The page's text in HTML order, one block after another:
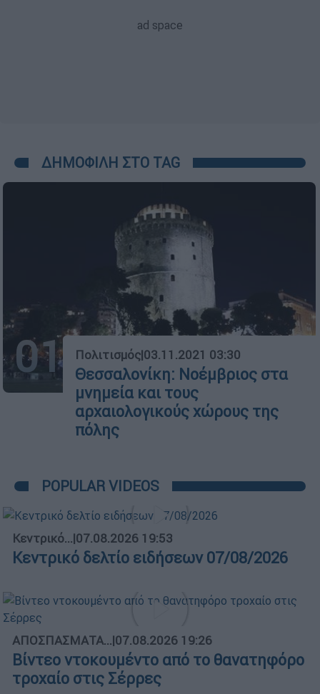
ΔΗΜΟΦΙΛΗ ΣΤΟ TAG
01 Πολιτισμός|03.11.2021 03:30
Θεσσαλονίκη: Νοέμβριος στα
μνημεία και τους
αρχαιολογικούς χώρους της
πόλης
POPULAR VIDEOS
Κεντρικό...|07.08.2026 19:53
Κεντρικό δελτίο ειδήσεων 07/08/2026
ΑΠΟΣΠΑΣΜΑΤΑ...|07.08.2026 19:26
Βίντεο ντοκουμέντο από το θανατηφόρο
τροχαίο στις Σέρρες